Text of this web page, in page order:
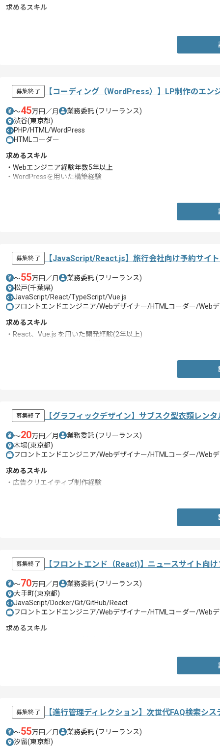
求めるスキル
募集終了 【コーディング（WordPress）】LP制作のエン
〜45万円／月 業務委託 (フリーランス)
渋谷(東京都)
PHP/HTML/WordPress
HTMLコーダー
求めるスキル
・Webエンジニア経験年数5年以上
・WordPressを用いた構築経験
募集終了 【JavaScript/React.js】旅行会社向け予約サイ
〜55万円／月 業務委託 (フリーランス)
松戸(千葉県)
JavaScript/React/TypeScript/Vue.js
フロントエンドエンジニア/Webデザイナー/HTMLコーダー/Web
求めるスキル
・React、Vue.js を用いた開発経験(2年以上)
募集終了 【グラフィックデザイン】サブスク型衣類レン
〜20万円／月 業務委託 (フリーランス)
木場(東京都)
フロントエンドエンジニア/Webデザイナー/HTMLコーダー/Web
求めるスキル
・広告クリエイティブ制作経験
募集終了 【フロントエンド（React)】ニュースサイト向
〜70万円／月 業務委託 (フリーランス)
大手町(東京都)
JavaScript/Docker/Git/GitHub/React
フロントエンドエンジニア/Webデザイナー/HTMLコーダー/Web
求めるスキル
募集終了 【進行管理ディレクション】次世代FAQ検索シ
〜55万円／月 業務委託 (フリーランス)
汐留(東京都)